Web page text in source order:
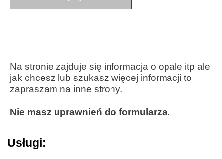
Na stronie zajduje się informacja o opale itp ale
jak chcesz lub szukasz więcej informacji to
zapraszam na inne strony.
Nie masz uprawnień do formularza.
Usługi: